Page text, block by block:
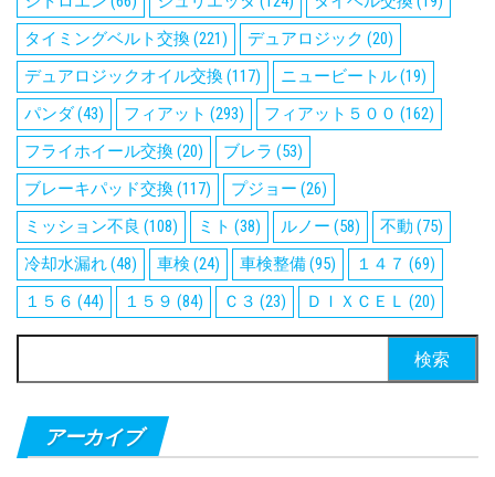
タイミングベルト交換(221) デュアロジック (20)
デュアロジックオイル交換(117) ニュービートル(19)
パンダ(43) フィアット (293) フィアット５００ (162)
フライホイール交換(20) ブレラ (53)
ブレーキパッド交換(117) プジョー (26)
ミッション不良 (108) ミト (38) ルノー (58) 不動 (75)
冷却水漏れ(48) 車検 (24) 車検整備(95) １４７ (69)
１５６ (44) １５９ (84) Ｃ３ (23) ＤＩＸＣＥＬ (20)
索:
アーカイブ